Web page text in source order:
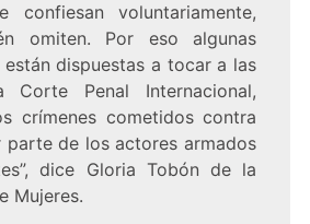
confiesan voluntariamente,
omiten. Por eso algunas
dispuestas a tocar a las
Penal Internacional,
crímenes cometidos contra
parte de los actores armados
dice Gloria Tobón de la
Mujeres.